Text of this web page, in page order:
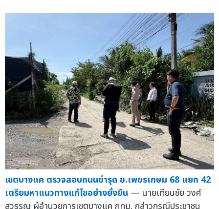
เขตบางแค ตรวจสอบถนนชำรุด ซ.เพชรเกษม 68 แยก 42
เตรียมหาแนวทางแก้ไขอย่างยั่งยืน — นายเทียนชัย วงศ์